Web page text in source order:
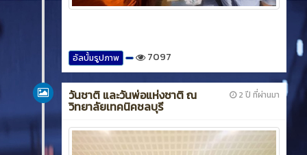
อัลบั้มรูปภาพ 7097
2 ปี ที่ผ่านมา
วันชาติ และวันพ่อแห่งชาติ ณ
วิทยาลัยเทคนิคชลบุรี